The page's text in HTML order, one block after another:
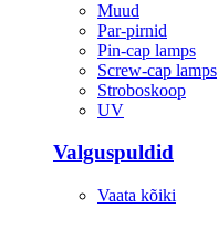
Muud
Par-pirnid
Pin-cap lamps
Screw-cap lamps
Stroboskoop
UV
Valguspuldid
Vaata kõiki